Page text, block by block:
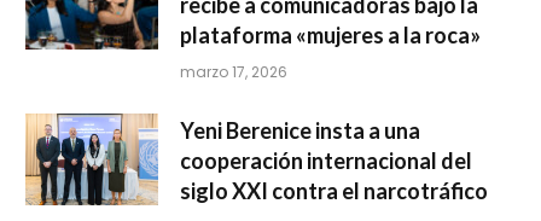
plataforma «mujeres a la roca»
marzo 17, 2026
Yeni Berenice insta a una
cooperación internacional del
siglo XXI contra el narcotráfico